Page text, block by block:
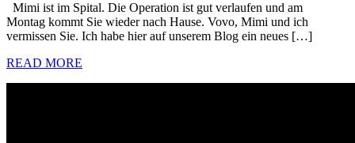
Mimi
Mimi ist im Spital. Die Operation ist gut verlaufen und am
Montag kommt Sie wieder nach Hause. Vovo, Mimi und ich
vermissen Sie. Ich habe hier auf unserem Blog ein neues […]
READ MORE